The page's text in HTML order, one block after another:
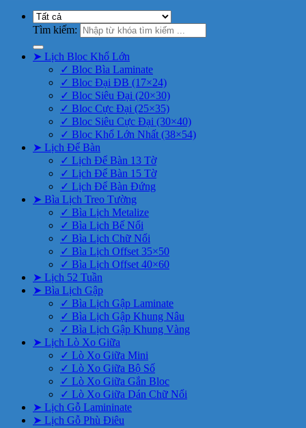
Tìm kiếm:
➤ Lịch Bloc Khổ Lớn
✓ Bloc Bìa Laminate
✓ Bloc Đại ĐB (17×24)
✓ Bloc Siêu Đại (20×30)
✓ Bloc Cực Đại (25×35)
✓ Bloc Siêu Cực Đại (30×40)
✓ Bloc Khổ Lớn Nhất (38×54)
➤ Lịch Để Bàn
✓ Lịch Để Bàn 13 Tờ
✓ Lịch Để Bàn 15 Tờ
✓ Lịch Để Bàn Đứng
➤ Bìa Lịch Treo Tường
✓ Bìa Lịch Metalize
✓ Bìa Lịch Bế Nổi
✓ Bìa Lịch Chữ Nổi
✓ Bìa Lịch Offset 35×50
✓ Bìa Lịch Offset 40×60
➤ Lịch 52 Tuần
➤ Bìa Lịch Gập
✓ Bìa Lịch Gập Laminate
✓ Bìa Lịch Gập Khung Nâu
✓ Bìa Lịch Gập Khung Vàng
➤ Lịch Lò Xo Giữa
✓ Lò Xo Giữa Mini
✓ Lò Xo Giữa Bộ Số
✓ Lò Xo Giữa Gắn Bloc
✓ Lò Xo Giữa Dán Chữ Nổi
➤ Lịch Gỗ Lamininate
➤ Lịch Gỗ Phù Điêu